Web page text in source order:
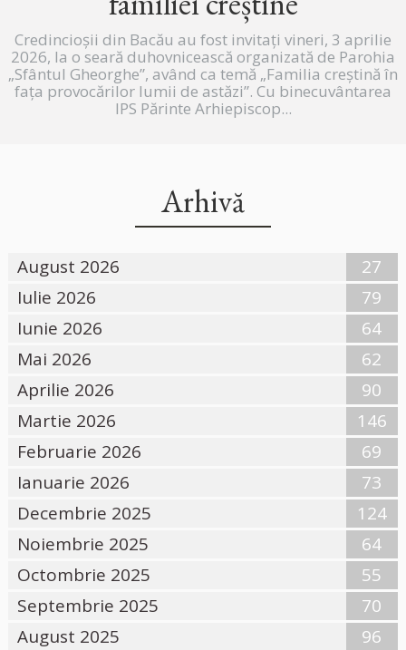
Credincioșii din Bacău au fost invitați vineri, 3 aprilie
2026, la o seară duhovnicească organizată de Parohia
„Sfântul Gheorghe”, având ca temă „Familia creștină în
fața provocărilor lumii de astăzi”. Cu binecuvântarea
IPS Părinte Arhiepiscop...
Arhivă
August 2026
27
Iulie 2026
79
Iunie 2026
64
Mai 2026
62
Aprilie 2026
90
Martie 2026
146
Februarie 2026
69
Ianuarie 2026
73
Decembrie 2025
124
Noiembrie 2025
64
Octombrie 2025
55
Septembrie 2025
70
August 2025
96